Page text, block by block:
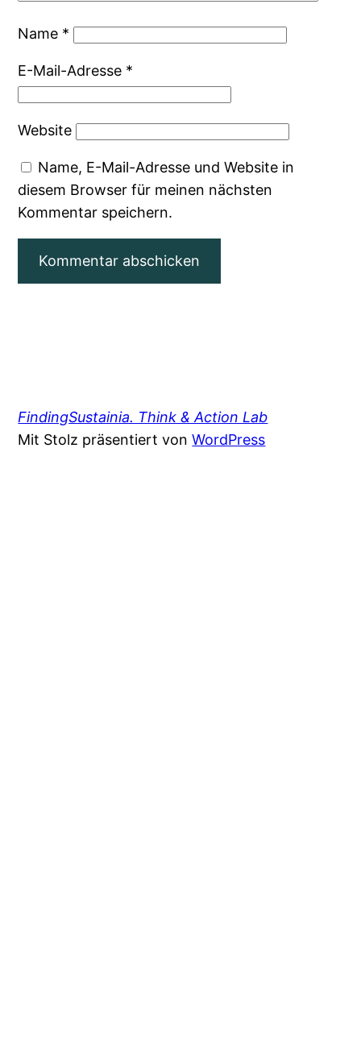
Name *
E-Mail-Adresse *
Website
Name, E-Mail-Adresse und Website in
diesem Browser für meinen nächsten
Kommentar speichern.
FindingSustainia. Think & Action Lab
Mit Stolz präsentiert vonWordPress